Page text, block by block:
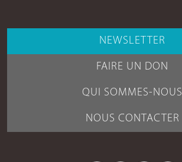
NEWSLETTER
FAIRE UN DON
QUI SOMMES-NOUS
NOUS CONTACTER